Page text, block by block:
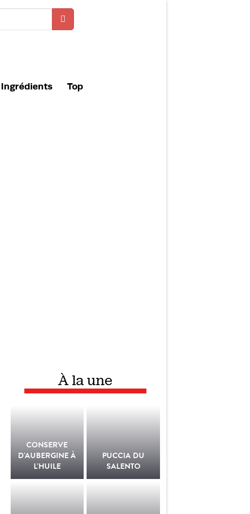
Ingrédients Top
À la une
CONSERVE
D'AUBERGINE À
L'HUILE
PUCCIA DU
SALENTO